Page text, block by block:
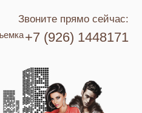
Звоните прямо сейчас:
+7 (926) 1448171